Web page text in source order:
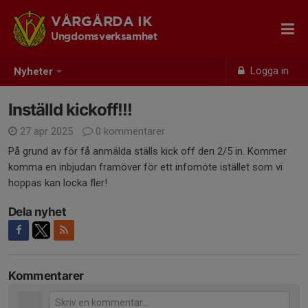
Nyheter Logga in
VÅRGÅRDA IK
Ungdomsverksamhet
Inställd kickoff!!!
27 apr 2025
0 kommentarer
På grund av för få anmälda ställs kick off den 2/5 in. Kommer
komma en inbjudan framöver för ett infomöte istället som vi
hoppas kan locka fler!
Dela nyhet
Kommentarer